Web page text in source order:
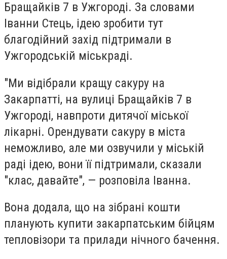
Бращайків 7 в Ужгороді. За словами
Іванни Стець, ідею зробити тут
благодійний захід підтримали в
Ужгородській міськраді.
"Ми відібрали кращу сакуру на
Закарпатті, на вулиці Бращайків 7 в
Ужгороді, навпроти дитячої міської
лікарні. Орендувати сакуру в міста
неможливо, але ми озвучили у міській
раді ідею, вони її підтримали, сказали
"клас, давайте", — розповіла Іванна.
Вона додала, що на зібрані кошти
планують купити закарпатським бійцям
тепловізори та прилади нічного бачення.